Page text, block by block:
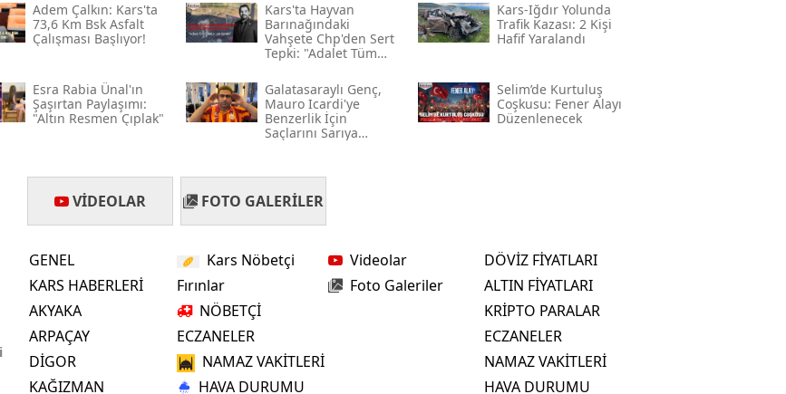
Mersin
İstanbul
İzmir
Kars
Kayseri
Kocaeli
Konya
Kütahya
Adem Çalkın: Kars'ta
73,6 Km Bsk Asfalt
Çalışması Başlıyor!
Kars'ta Hayvan
Barınağındaki
Vahşete Chp'den Sert
Tepki: "adalet Tüm
Kars-Iğdır Yolunda
Trafik Kazası: 2 Kişi
Hafif Yaralandı
Esra Rabia Ünal'ın
Şaşırtan Paylaşımı:
"altın Resmen Çıplak"
Galatasaraylı Genç,
Mauro Icardi'ye
Benzerlik İçin
Saçlarını Sarıya
Selim’de Kurtuluş
Coşkusu: Fener Alayı
Düzenlenecek
VIDEOLAR FOTO GALERILER
GENEL
KARS HABERLERİ
AKYAKA
ARPAÇAY
DİGOR
KAĞIZMAN
Kars Nöbetçi
Fırınlar
NÖBETÇİ
ECZANELER
NAMAZ VAKİTLERİ
HAVA DURUMU
Videolar
Foto Galeriler
DÖVİZ FİYATLARI
ALTIN FİYATLARI
KRİPTO PARALAR
ECZANELER
NAMAZ VAKİTLERİ
HAVA DURUMU